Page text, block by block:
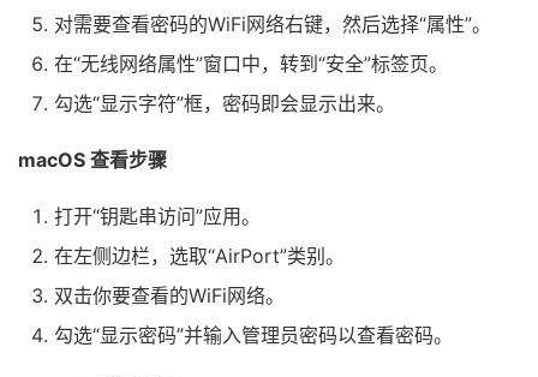
对需要查看密码的WiFi网络右键，然后选择“属性”。
在“无线网络属性”窗口中，转到“安全”标签页。
勾选“显示字符”框，密码即会显示出来。
macOS 查看步骤
打开“钥匙串访问”应用。
在左侧边栏，选取“AirPort”类别。
双击你要查看的WiFi网络。
勾选“显示密码”并输入管理员密码以查看密码。